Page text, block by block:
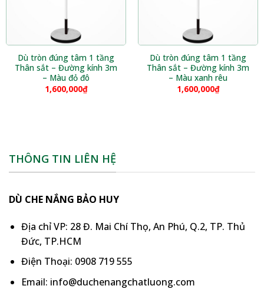
Dù tròn đúng tâm 1 tầng
Thân sắt – Đường kính 3m
– Màu đỏ đô
1,600,000₫
Dù tròn đúng tâm 1 tầng
Thân sắt – Đường kính 3m
– Màu xanh rêu
1,600,000₫
THÔNG TIN LIÊN HỆ
DÙ CHE NẮNG BẢO HUY
Địa chỉ VP: 28 Đ. Mai Chí Thọ, An Phú, Q.2, TP. Thủ
Đức, TP.HCM
Điện Thoại: 0908 719 555
Email: info@duchenangchatluong.com